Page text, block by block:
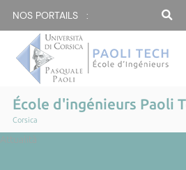
NOS PORTAILS :
École d'ingénieurs Paoli
Corsica
Attualità